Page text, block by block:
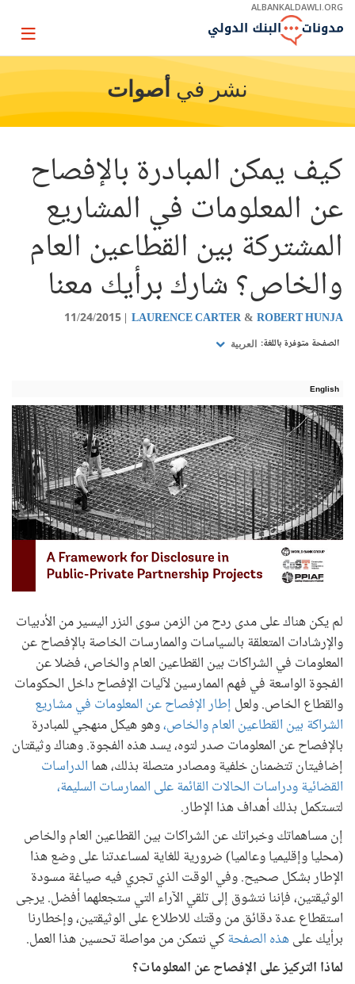
Skip
Main
ALBANKALDAWLI.ORG
Page
نشر في أصوات
كيف يمكن المبادرة بالإفصاح
عن المعلومات في المشاريع
المشتركة بين القطاعين العام
والخاص؟ شارك برأيك معنا
ROBERT HUNJA
LAURENCE CARTER
11/24/2015
الصفحة متوفرة باللغة: العربية
English
لم يكن هناك على مدى ردح من الزمن سوى النزر اليسير من الأدبيات
والإرشادات المتعلقة بالسياسات والممارسات الخاصة بالإفصاح عن
المعلومات في الشراكات بين القطاعين العام والخاص، فضلا عن
الفجوة الواسعة في فهم الممارسين لآليات الإفصاح داخل الحكومات
والقطاع الخاص. ولعل إطار الإفصاح عن المعلومات في مشاريع
الشراكة بين القطاعين العام والخاص،وهو هيكل منهجي للمبادرة
بالإفصاح عن المعلومات صدر لتوه، يسد هذه الفجوة. وهناك وثيقتان
إضافيتان تتضمنان خلفية ومصادر متصلة بذلك، هما الدراسات
القضائيةودراسات الحالات القائمة على الممارسات السليمة،
لتستكمل بذلك أهداف هذا الإطار.
إن مساهماتك وخبراتك عن الشراكات بين القطاعين العام والخاص
(محليا وإقليميا وعالميا) ضرورية للغاية لمساعدتنا على وضع هذا
الإطار بشكل صحيح. وفي الوقت الذي تجري فيه صياغة مسودة
الوثيقتين، فإننا نتشوق إلى تلقي الآراء التي ستجعلهما أفضل. يرجى
استقطاع عدة دقائق من وقتك للاطلاع على الوثيقتين، وإخطارنا
برأيك علىهذه الصفحةكي نتمكن من مواصلة تحسين هذا العمل.
لماذا التركيز على الإفصاح عن المعلومات؟